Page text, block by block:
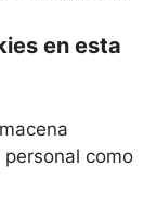
en esta
como